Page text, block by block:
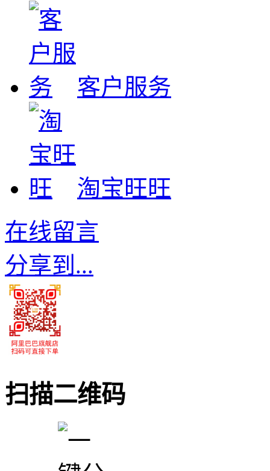
客户服务
淘宝旺旺
在线留言
分享到...
扫描二维码